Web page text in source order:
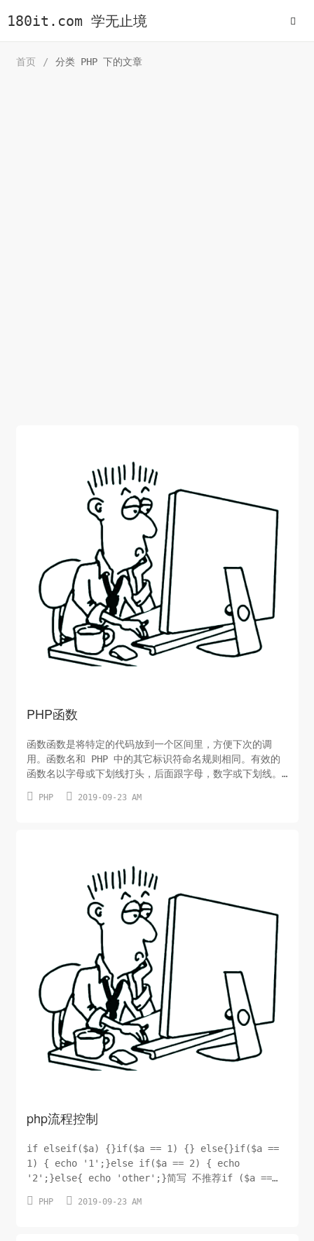
180it.com 学无止境
首页 / 分类 PHP 下的文章
PHP函数
函数函数是将特定的代码放到一个区间里，方便下次的调
用。函数名和 PHP 中的其它标识符命名规则相同。有效的
函数名以字母或下划线打头，后面跟字母，数字或下划线。
重载，也不可能取消定义或者重定义已声明的函数。函数名
 PHP  2019-09-23 AM
php流程控制
if elseif($a) {}if($a == 1) {} else{}if($a ==
1) { echo '1';}else if($a == 2) { echo
'2';}else{ echo 'other';}简写 不推荐if ($a ==
"else";endif;switchswitch 语句类似于具有...
 PHP  2019-09-23 AM